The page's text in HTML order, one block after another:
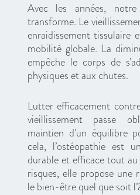
Avec les années,
transforme. Le
enraidissement tissulaire
mobilité globale. La
empêche le corps de
physiques et aux chutes.
Lutter efficacement
vieillissement passe
maintien d’un équilibre
cela, l’ostéopathie est
durable et efficace tout
risques, elle propose une
le bien-être quel que soit